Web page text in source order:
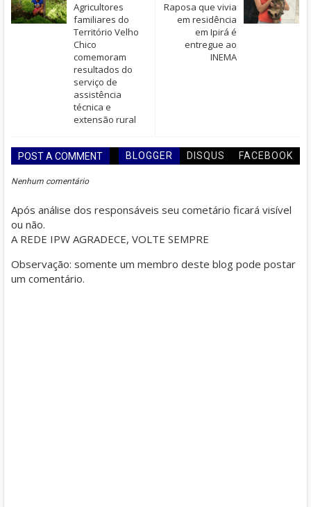
Raposa que vivia
em residência
em Ipirá é
entregue ao
INEMA
Agricultores
familiares do
Território Velho
Chico
comemoram
resultados do
serviço de
assistência
técnica e
extensão rural
POST A COMMENT BLOGGER DISQUS FACEBOOK
Nenhum comentário
Após análise dos responsáveis seu cometário ficará visível
ou não.
A REDE IPW AGRADECE, VOLTE SEMPRE
Observação: somente um membro deste blog pode postar
um comentário.